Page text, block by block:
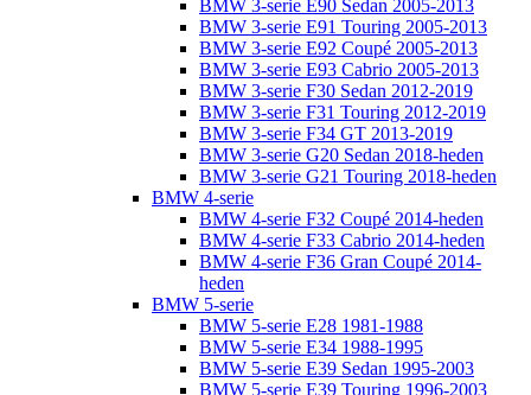
BMW 3-serie E90 Sedan 2005-2013
BMW 3-serie E91 Touring 2005-2013
BMW 3-serie E92 Coupé 2005-2013
BMW 3-serie E93 Cabrio 2005-2013
BMW 3-serie F30 Sedan 2012-2019
BMW 3-serie F31 Touring 2012-2019
BMW 3-serie F34 GT 2013-2019
BMW 3-serie G20 Sedan 2018-heden
BMW 3-serie G21 Touring 2018-heden
BMW 4-serie
BMW 4-serie F32 Coupé 2014-heden
BMW 4-serie F33 Cabrio 2014-heden
BMW 4-serie F36 Gran Coupé 2014-
heden
BMW 5-serie
BMW 5-serie E28 1981-1988
BMW 5-serie E34 1988-1995
BMW 5-serie E39 Sedan 1995-2003
BMW 5-serie E39 Touring 1996-2003